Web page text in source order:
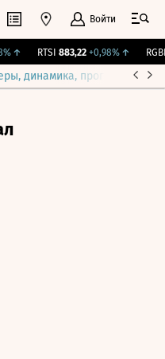
Войти
↑ RTSI 883,22 +0,98%↑ RGBI
динамика, прогнозы